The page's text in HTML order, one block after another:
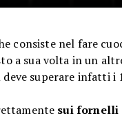
consiste nel fare
a sua volta in un
deve superare infatti
sui fornelli